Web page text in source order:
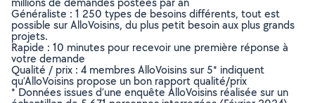
Généraliste : 1 250 types de besoins différents, tout est
possible sur AlloVoisins, du plus petit besoin aux plus grands
projets.
Rapide : 10 minutes pour recevoir une première réponse à
votre demande
Qualité / prix : 4 membres AlloVoisins sur 5* indiquent
qu’AlloVoisins propose un bon rapport qualité/prix
* Données issues d’une enquête AlloVoisins réalisée sur un